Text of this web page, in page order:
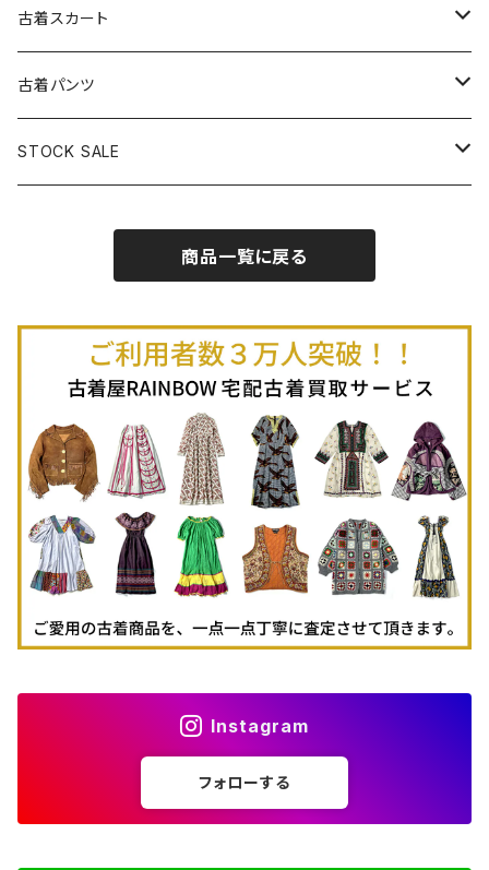
古着ベアトップワンピース
古着オールインワン
古着オーバーオール
古着パーカー
古着長袖プルオーバー
古着半袖プルオーバー
古着Ｔシャツ
古着長袖Ｔシャツ
古着半袖Ｔシャツ
古着ベスト
古着キャミソール
古着ポロシャツ
古着長袖ポロシャツ
古着スウェット
古着パーカー
古着タンクトップ
古着カーディガン
古着半袖ニット
古着ニットアウター
古着ライトジャケット
古着ライトコート
古着ヘビージャケット
古着羽織り
古着スカート
古着ロング丈スカート (丈76cm-)
古着膝丈スカート (丈56-75cm)
古着ミニ丈スカート (丈56-75cm)
古着パンツ
古着ロング丈パンツ
STOCK SALE
Autumn / Winter
商品一覧に戻る
Instagram
フォローする